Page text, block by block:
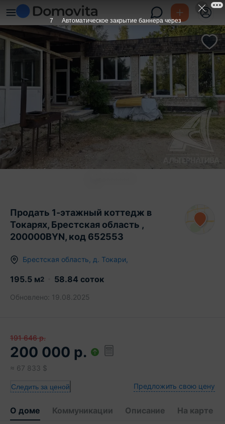
Продать 1-этажный коттедж в
Токарях, Брестская область ,
200000BYN, код 652553
Брестская область д. Токари
195.5 м2 58.84 соток
Обновлено: 19.08.2025
191 646 р.
200 000 р.
≈ 67 833 $
Следить за ценой Предложить свою цену
О доме Коммуникации Описание На карте
6 Автоматическое закрытие баннера через